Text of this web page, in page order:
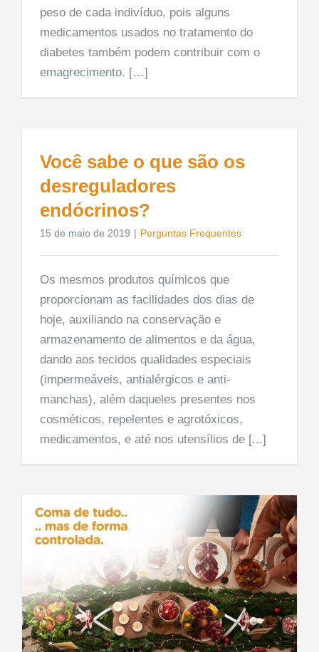
peso de cada indivíduo, pois alguns
medicamentos usados no tratamento do
diabetes também podem contribuir com o
emagrecimento. […]
Você sabe o que são os
desreguladores
endócrinos?
15 de maio de 2019 | Perguntas Frequentes
Os mesmos produtos químicos que
proporcionam as facilidades dos dias de
hoje, auxiliando na conservação e
armazenamento de alimentos e da água,
dando aos tecidos qualidades especiais
(impermeáveis, antialérgicos e anti-
manchas), além daqueles presentes nos
cosméticos, repelentes e agrotóxicos,
medicamentos, e até nos utensílios de [...]